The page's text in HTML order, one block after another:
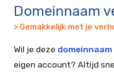
Domeinnaam
> Gemakkelijk met je
Wil je deze
eigen account? Altijd